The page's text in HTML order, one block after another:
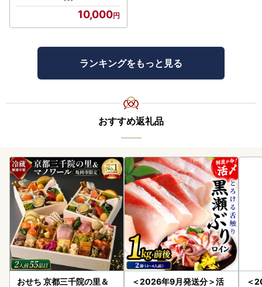
10,000
ランキングをもっと見る
おすすめ返礼品
おせち 京都三千院の里＆
＜2026年9月発送分＞活
＜